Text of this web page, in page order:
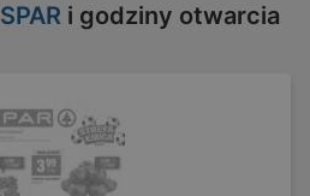
SPAR i godziny otwarcia